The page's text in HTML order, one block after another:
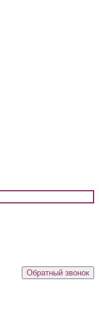
Обратный звонок